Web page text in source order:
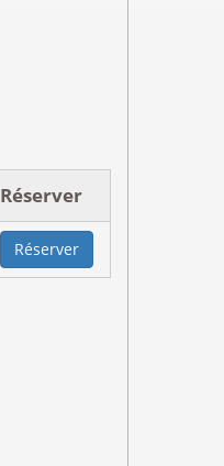
Réserver
Réserver